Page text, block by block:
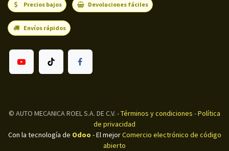
Precios bajos Devoluciones fáciles
Envíos rápidos
© AUTO MECANICA ROEL S.A. DE C.V. -Términos y condiciones -Política
de privacidad
Con la tecnología de Odoo - El mejorComercio electrónico de código
abierto